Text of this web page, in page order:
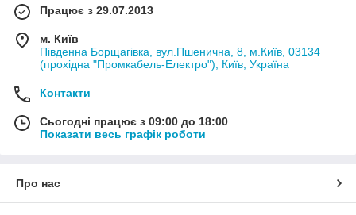
Працює з 29.07.2013
м. Київ
Південна Борщагівка, вул.Пшенична, 8, м.Київ, 03134
(прохідна "Промкабель-Електро"), Київ, Україна
Контакти
Сьогодні працює з 09:00 до 18:00
Показати весь графік роботи
Про нас